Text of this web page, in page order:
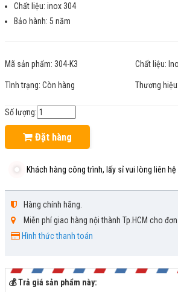
Chất liệu: inox 304
Bảo hành: 5 năm
Mã sản phẩm: 304-K3 Chất liệu:
Tình trạng: Còn hàng Thương hiệu:
Số lượng:
Đặt hàng
Khách hàng công trình, lấy sỉ vui lòng liên
Hàng chính hãng.
Miễn phí giao hàng nội thành Tp.HCM cho
Hình thức thanh toán
💰 Trả giá sản phẩm này: